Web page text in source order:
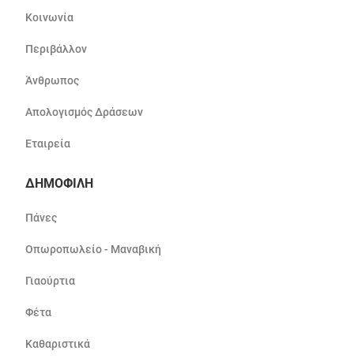
Κοινωνία
Περιβάλλον
Άνθρωπος
Απολογισμός Δράσεων
Εταιρεία
ΔΗΜΟΦΙΛΗ
Πάνες
Οπωροπωλείο - Μαναβική
Γιαούρτια
Φέτα
Καθαριστικά